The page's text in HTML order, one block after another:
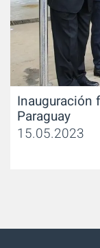
Inauguración
Paraguay
15.05.2023